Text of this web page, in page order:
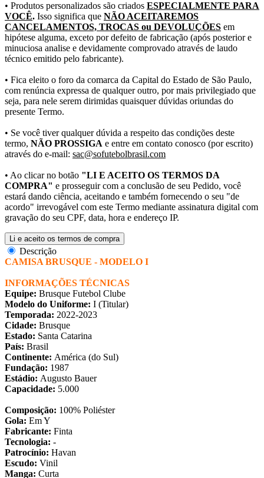
• Produtos personalizados são criados ESPECIALMENTE PARA
VOCÊ. Isso significa que NÃO ACEITAREMOS
CANCELAMENTOS, TROCAS ou DEVOLUÇÕES em
hipótese alguma, exceto por defeito de fabricação (após posterior e
minuciosa analise e devidamente comprovado através de laudo
técnico emitido pelo fabricante).
• Fica eleito o foro da comarca da Capital do Estado de São Paulo,
com renúncia expressa de qualquer outro, por mais privilegiado que
seja, para nele serem dirimidas quaisquer dúvidas oriundas do
presente Termo.
• Se você tiver qualquer dúvida a respeito das condições deste
termo, NÃO PROSSIGA e entre em contato conosco (por escrito)
através do e-mail: sac@sofutebolbrasil.com
• Ao clicar no botão "LI E ACEITO OS TERMOS DA
COMPRA" e prosseguir com a conclusão de seu Pedido, você
estará dando ciência, aceitando e também fornecendo o seu "de
acordo" irrevogável com este Termo mediante assinatura digital com
gravação do seu CPF, data, hora e endereço IP.
Li e aceito os termos de compra
Descrição
CAMISA BRUSQUE - MODELO I
INFORMAÇÕES TÉCNICAS
Equipe: Brusque Futebol Clube
Modelo do Uniforme: I (Titular)
Temporada: 2022-2023
Cidade: Brusque
Estado: Santa Catarina
País: Brasil
Continente: América (do Sul)
Fundação: 1987
Estádio: Augusto Bauer
Capacidade: 5.000
Composição: 100% Poliéster
Gola: Em Y
Fabricante: Finta
Tecnologia: -
Patrocínio: Havan
Escudo: Vinil
Manga: Curta